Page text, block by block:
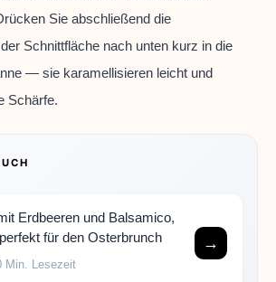
Sie abschließend die
Schnittfläche nach unten kurz in die
— sie karamellisieren leicht und
Schärfe.
Erdbeeren und Balsamico,
für den Osterbrunch
Min. Lesezeit
→